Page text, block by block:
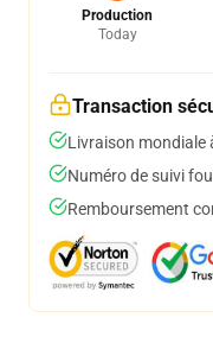
Production
Today
Transaction
Livraison mondiale
Numéro de suivi
Remboursement